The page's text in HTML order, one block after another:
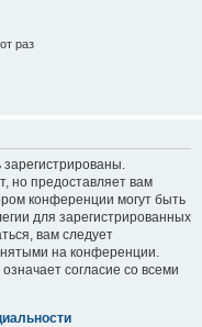
раз
но предоставляет вам
конференции могут быть
для зарегистрированных
вам следует
на конференции.
согласие со всеми